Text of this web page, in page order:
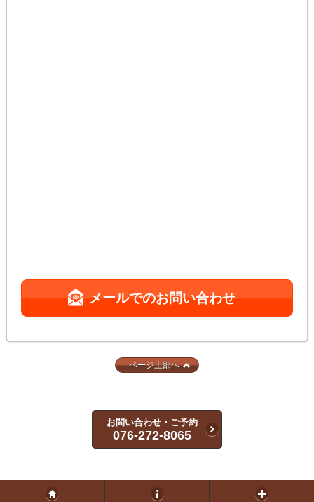
メールでのお問い合わせ
ページ上部へ
お問い合わせ・ご予約
076-272-8065